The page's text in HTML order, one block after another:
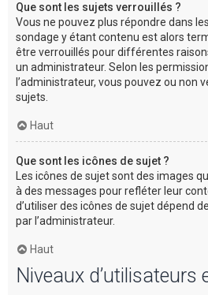
Que sont les sujets verrouillés ?
Vous ne pouvez plus répondre dans
sondage y étant contenu est alors
être verrouillés pour différentes
un administrateur. Selon les
l’administrateur, vous pouvez ou non
sujets.
Haut
Que sont les icônes de sujet ?
Les icônes de sujet sont des images
à des messages pour refléter leur
d’utiliser des icônes de sujet dépend
par l’administrateur.
Haut
Niveaux d’utilisateurs